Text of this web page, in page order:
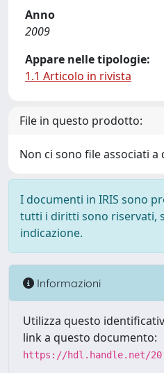
Anno
2009
Appare nelle tipologie:
1.1 Articolo in rivista
File in questo prodotto:
Non ci sono file associati
I documenti in IRIS sono
tutti i diritti sono riservati,
indicazione.
Informazioni
Utilizza questo
link a questo documento:
https://hdl.handle.net/